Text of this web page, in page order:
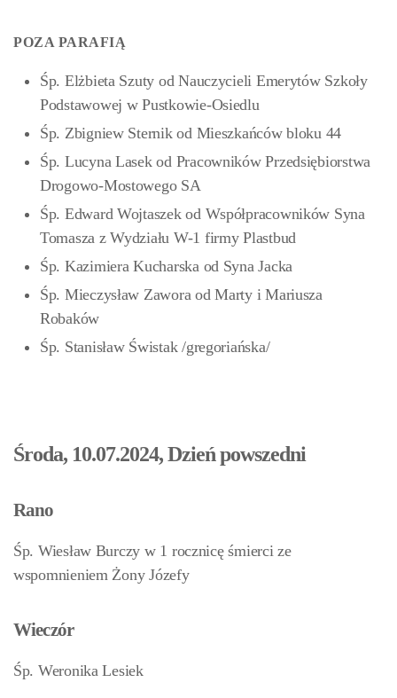
POZA PARAFIĄ
Śp. Elżbieta Szuty od Nauczycieli Emerytów Szkoły
Podstawowej w Pustkowie-Osiedlu
Śp. Zbigniew Sternik od Mieszkańców bloku 44
Śp. Lucyna Lasek od Pracowników Przedsiębiorstwa
Drogowo-Mostowego SA
Śp. Edward Wojtaszek od Współpracowników Syna
Tomasza z Wydziału W-1 firmy Plastbud
Śp. Kazimiera Kucharska od Syna Jacka
Śp. Mieczysław Zawora od Marty i Mariusza
Robaków
Śp. Stanisław Świstak/gregoriańska/
Środa, 10.07.2024, Dzień powszedni
Rano
Śp. Wiesław Burczy w 1 rocznicę śmierci ze
wspomnieniem Żony Józefy
Wieczór
Śp. Weronika Lesiek